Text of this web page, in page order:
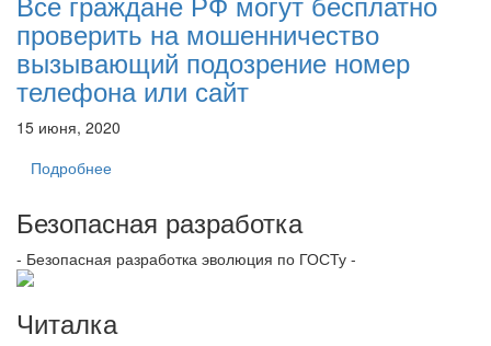
проверить на мошенничество
вызывающий подозрение номер
телефона или сайт
15 июня, 2020
Подробнее
Безопасная разработка
- Безопасная разработка эволюция по ГОСТу -
Читалка